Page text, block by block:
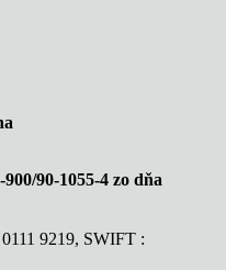
90-1055-4 zo dňa
9219, SWIFT :